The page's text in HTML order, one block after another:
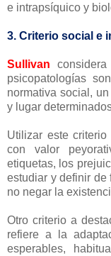
e intrapsíquico y
3. Criterio social e
Sullivan
psicopatologías
normativa social,
y lugar
Utilizar este
con valor
etiquetas, los
estudiar y definir de
no negar la
Otro criterio a
refiere a la
esperables,